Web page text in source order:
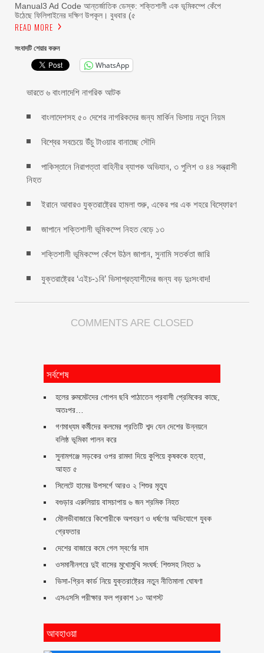
Manual3 Ad Code আন্তর্জাতিক ডেস্ক: শক্তিশালী এক ভূমিকম্পে কেঁপে
উঠেছে ফিলিপাইনের দক্ষিণ উপকূল। বুধবার (৫
READ MORE
সংবাদটি শেয়ার করুন
WhatsApp
ভারতে ৬ বাংলাদেশি নাগরিক আটক
বাংলাদেশসহ ৫০ দেশের নাগরিকদের জন্য মার্কিন ভিসায় নতুন নিয়ম
বিশ্বের সবচেয়ে উঁচু টাওয়ার বানাচ্ছে সৌদি
পাকিস্তানে নিরাপত্তা বাহিনীর ব্যাপক অভিযান, ৩ পুলিশ ও ৪৪ সন্ত্রাসী
নিহত
ইরানে আবারও যুক্তরাষ্ট্রের হামলা শুরু, একের পর এক শহরে বিস্ফোরণ
জাপানে শক্তিশালী ভূমিকম্পে নিহত বেড়ে ১৩
শক্তিশালী ভূমিকম্পে কেঁপে উঠল জাপান, সুনামি সতর্কতা জারি
যুক্তরাষ্ট্রের ‘এইচ-১বি’ ভিসাপ্রত্যাশীদের জন্য বড় দুঃসংবাদ!
COMMENTS ARE CLOSED
সর্বশেষ
হলের রুমমেটদের গোপন ছবি পাঠাতেন প্রবাসী প্রেমিকের কাছে,
অতঃপর…
গণমাধ্যম কর্মীদের কলমের প্রতিটি শব্দ যেন দেশের উন্নয়নে
বলিষ্ঠ ভূমিকা পালন করে
সুনামগঞ্জে সড়কের ওপর রামদা দিয়ে কুপিয়ে কৃষককে হত্যা,
আহত ৫
সিলেটে হামের উপসর্গে আরও ২ শিশুর মৃত্যু
বগুড়ার এরুলিয়ায় বাসচাপায় ৬ জন শ্রমিক নিহত
মৌলভীবাজারে কিশোরীকে অপহরণ ও ধর্ষণের অভিযোগে যুবক
গ্রেফতার
দেশের বাজারে কমে গেল স্বর্ণের দাম
ওসমানীনগরে দুই বাসের মুখোমুখি সংঘর্ষ: শিশুসহ নিহত ৯
ভিসা-গ্রিন কার্ড নিয়ে যুক্তরাষ্ট্রের নতুন নীতিমালা ঘোষণা
এসএসসি পরীক্ষার ফল প্রকাশ ১০ আগস্ট
আবহাওয়া